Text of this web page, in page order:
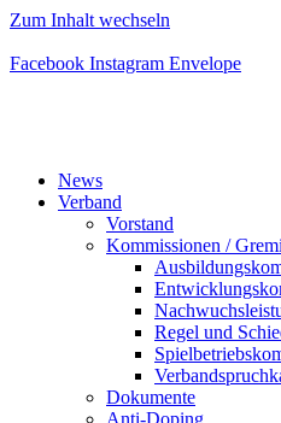
Zum Inhalt wechseln
Facebook Instagram Envelope
News
Verband
Vorstand
Kommissionen /
Regel und
Dokumente
Anti-Doping